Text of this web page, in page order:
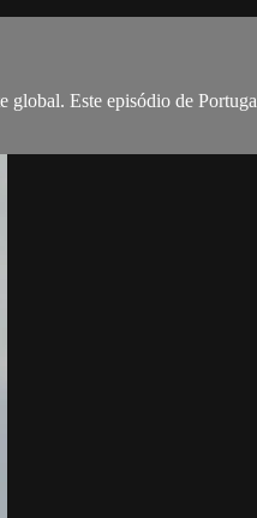
Este episódio de